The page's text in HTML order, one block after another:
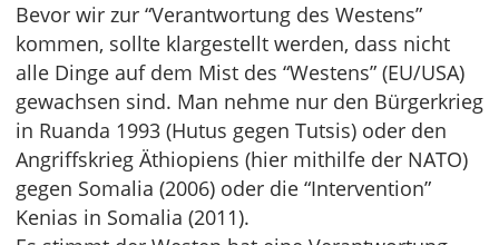
Bevor wir zur “Verantwortung des Westens”
kommen, sollte klargestellt werden, dass nicht
alle Dinge auf dem Mist des “Westens” (EU/USA)
gewachsen sind. Man nehme nur den Bürgerkrieg
in Ruanda 1993 (Hutus gegen Tutsis) oder den
Angriffskrieg Äthiopiens (hier mithilfe der NATO)
gegen Somalia (2006) oder die “Intervention”
Kenias in Somalia (2011).